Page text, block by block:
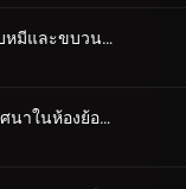
ตอนที่ 229 เห็ดกับหมีและขบวนการนักสืบเยาชน (ตอนจบ)
ตอนที่ 230 คดีปริศนาในห้องย้อนยุค